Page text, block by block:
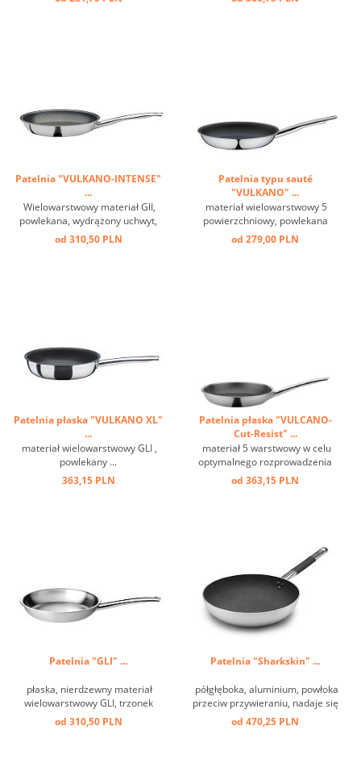
smażenie na zupełnie nowym
Patelnia "VULKANO-INTENSE"
...
Wielowarstwowy materiał GlI,
powlekana, wydrążony uchwyt,
Nowo opracowana powłoka
nieprzywierająca VULCANO
od 310,50 PLN
Patelnia typu sauté
"VULKANO" ...
materiał wielowarstwowy 5
powierzchniowy, powlekana
przeciw przywieraniu, nadaje się
do indukcji ...
od 279,00 PLN
Patelnia płaska "VULKANO XL"
...
materiał wielowarstwowy GLI ,
powlekany ...
363,15 PLN
Patelnia płaska "VULCANO-
Cut-Resist" ...
materiał 5 warstwowy w celu
optymalnego rozprowadzenia
ciepła, powłoka odporna na
porysowanie, odporna na
od 363,15 PLN
Patelnia "GLI" ...
płaska, nierdzewny materiał
wielowarstwowy GLI, trzonek
wydrążony. Znakomita do
kuchenek indukcyjnych. Materiał
od 310,50 PLN
Patelnia "Sharkskin" ...
półgłęboka, aluminium, powłoka
przeciw przywieraniu, nadaje się
do indukcji ...
od 470,25 PLN